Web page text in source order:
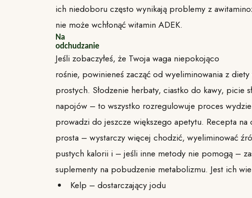
ich niedoboru często wynikają problemy z
nie może wchłonąć witamin ADEK.
Na
odchudzanie
Jeśli zobaczyłeś, że Twoja waga niepokojąco
rośnie, powinieneś zacząć od wyeliminowania z
prostych. Słodzenie herbaty, ciastko do kawy, picie
napojów – to wszystko rozregulowuje proces
prowadzi do jeszcze większego apetytu. Recepta na
prosta – wystarczy więcej chodzić, wyeliminować
pustych kalorii i – jeśli inne metody nie pomogą –
suplementy na pobudzenie metabolizmu. Jest ich
Kelp – dostarczający jodu